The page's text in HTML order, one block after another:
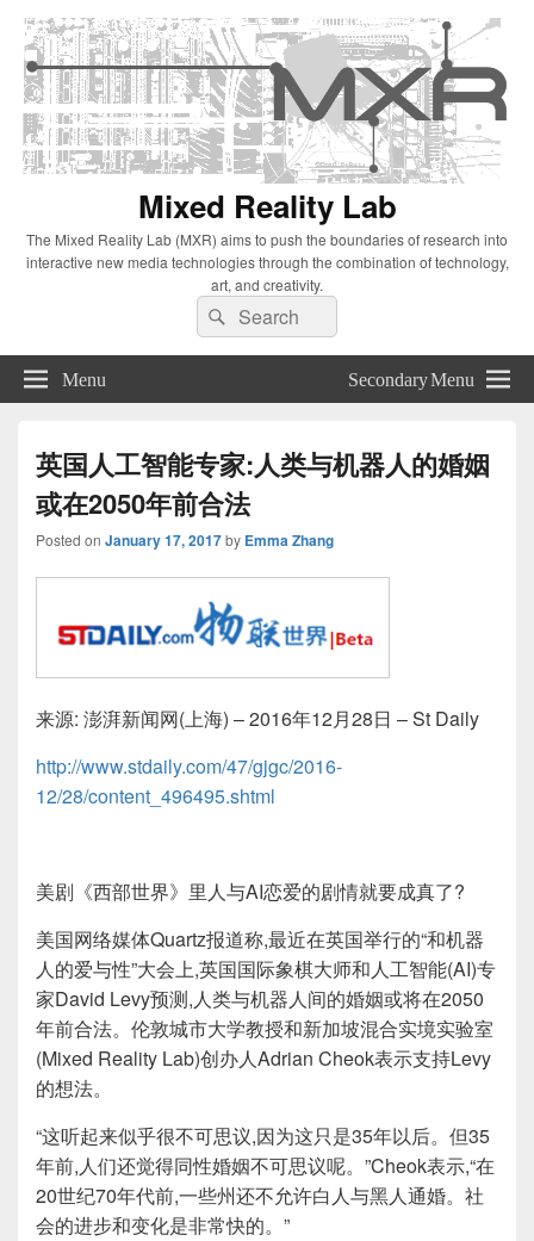
Mixed Reality Lab
The Mixed Reality Lab (MXR) aims to push the boundaries of research into
interactive new media technologies through the combination of technology,
art, and creativity.
Search
for:
Search
Menu Secondary Menu
英国人工智能专家:人类与机器人的婚姻
或在2050年前合法
Posted on January 17, 2017by Emma Zhang
来源: 澎湃新闻网(上海) – 2016年12月28日 – St Daily
http://www.stdaily.com/47/gjgc/2016-
12/28/content_496495.shtml
美剧《西部世界》里人与AI恋爱的剧情就要成真了?
美国网络媒体Quartz报道称,最近在英国举行的“和机器
人的爱与性”大会上,英国国际象棋大师和人工智能(AI)专
家David Levy预测,人类与机器人间的婚姻或将在2050
年前合法。伦敦城市大学教授和新加坡混合实境实验室
(Mixed Reality Lab)创办人Adrian Cheok表示支持Levy
的想法。
“这听起来似乎很不可思议,因为这只是35年以后。但35
年前,人们还觉得同性婚姻不可思议呢。”Cheok表示,“在
20世纪70年代前,一些州还不允许白人与黑人通婚。社
会的进步和变化是非常快的。”